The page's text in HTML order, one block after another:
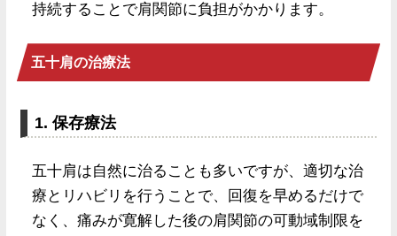
持続することで肩関節に負担がかかります。
五十肩の治療法
1. 保存療法
五十肩は自然に治ることも多いですが、適切な治
療とリハビリを行うことで、回復を早めるだけで
なく、痛みが寛解した後の肩関節の可動域制限を